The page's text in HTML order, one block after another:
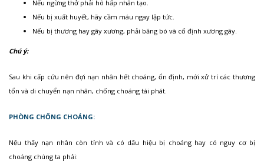
Nếu ngừng thở phải hô hấp nhân tạo.
Nếu bị xuất huyết, hãy cầm máu ngay lập tức.
Nếu bị thương hay gãy xương, phải băng bó và cố định xương gãy.
Chú ý:
Sau khi cấp cứu nên đợi nạn nhân hết choáng, ổn định, mới xử trí các thương
tổn và di chuyển nạn nhân, chống choáng tái phát.
PHÒNG CHỐNG CHOÁNG:
Nếu thấy nạn nhân còn tỉnh và có dấu hiệu bị choáng hay có nguy cơ bị
choáng chúng ta phải: